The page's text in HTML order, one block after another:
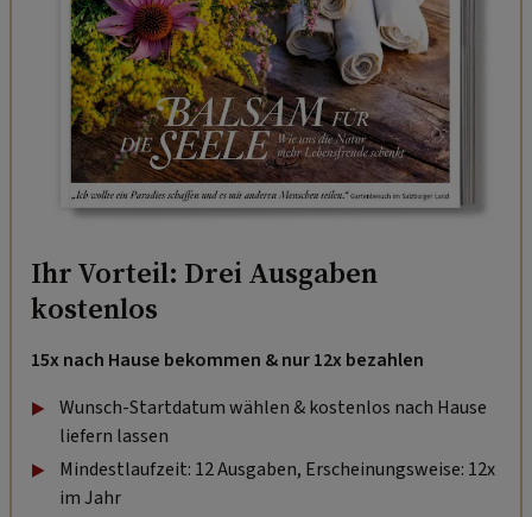
Ihr Vorteil: Drei Ausgaben
kostenlos
15x nach Hause bekommen & nur 12x bezahlen
Wunsch-Startdatum wählen & kostenlos nach Hause
liefern lassen
Mindestlaufzeit: 12 Ausgaben, Erscheinungsweise: 12x
im Jahr